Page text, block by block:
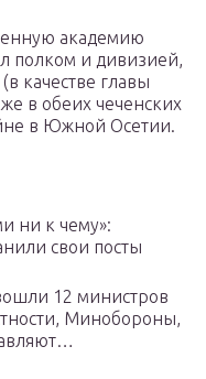
академию
полком и дивизией,
качестве главы
в обеих чеченских
в Южной Осетии.
ни к чему»:
свои посты
12 министров
Минобороны,